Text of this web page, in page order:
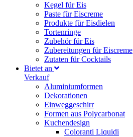
Kegel für Eis
Paste für Eiscreme
Produkte für Eisdielen
Tortenringe
Zubehör für Eis
Zubereitungen für Eiscreme
Zutaten für Cocktails
Bietet an
Verkauf
Aluminiumformen
Dekorationen
Einweggeschirr
Formen aus Polycarbonat
Kuchendesign
Coloranti Liquidi